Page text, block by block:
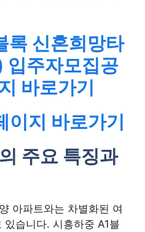
록 신혼희망타
입주자모집공
바로가기
이지 바로가기
주요 특징과
아파트와는 차별화된 여
습니다. 시흥하중 A1블